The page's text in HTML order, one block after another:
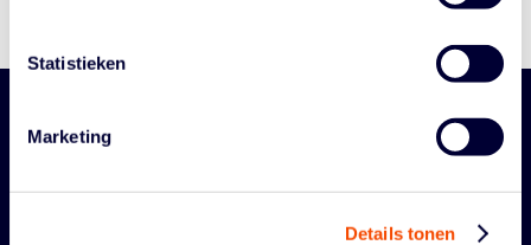
Statistieken
Marketing
Details tonen